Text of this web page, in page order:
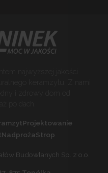
Projektowanie
NadprożaStrop
Budowlanych Sp. z o.o.